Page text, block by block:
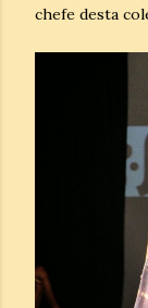
chefe desta